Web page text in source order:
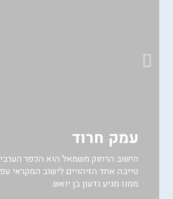
עמק חרוד
הישוב הרחוק משמאל הוא הכפר הערבי
טייבה אחד הזיהויים לישוב המקראי עפרה
ממנו מגיע גדעון בן יואש.